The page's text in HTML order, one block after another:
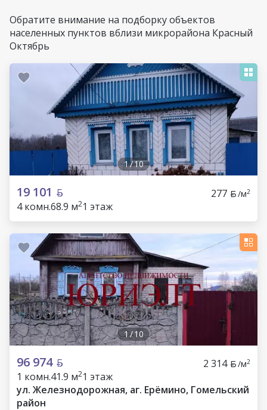
Обратите внимание на подборку объектов
населенных пунктов вблизи микрорайона Красный
Октябрь
1/10
19 101 277 /м2
4 комн.68.9 м21 этаж
1/10
96 974 2 314 /м2
1 комн.41.9 м21 этаж
ул. Железнодорожная, аг. Ерёмино, Гомельский
район